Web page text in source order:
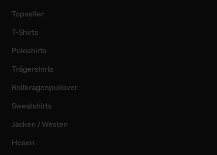
Topseller
T-Shirts
Poloshirts
Trägershirts
Rollkragenpullover
Sweatshirts
Jacken / Westen
Hosen